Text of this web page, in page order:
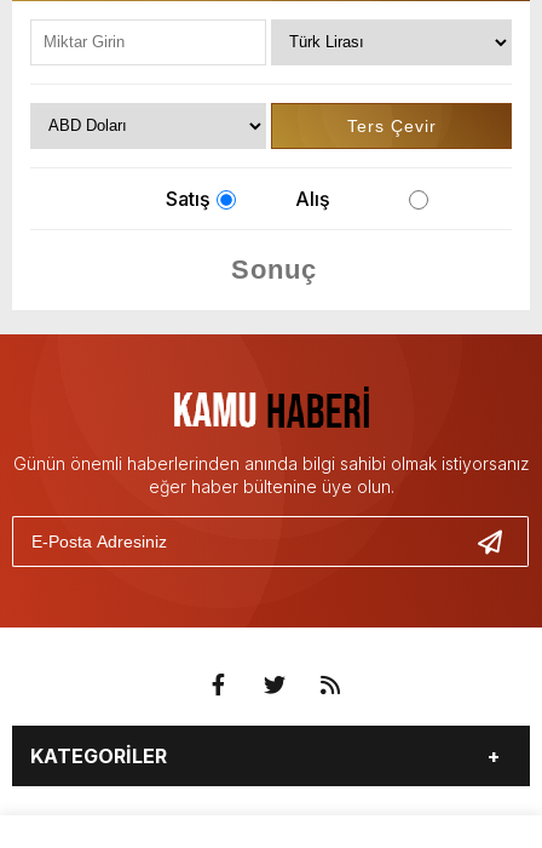
Satış Alış
Günün önemli haberlerinden anında bilgi sahibi olmak istiyorsanız
eğer haber bültenine üye olun.
KATEGORİLER